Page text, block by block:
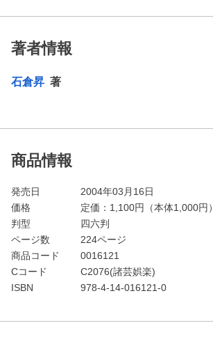
著者情報
石倉昇 著
商品情報
発売日
2004年03月16日
価格
定価： 1,100円（本体1,000円）
判型
四六判
ページ数
224ページ
商品コード
0016121
Cコード
C2076(諸芸娯楽)
ISBN
978-4-14-016121-0